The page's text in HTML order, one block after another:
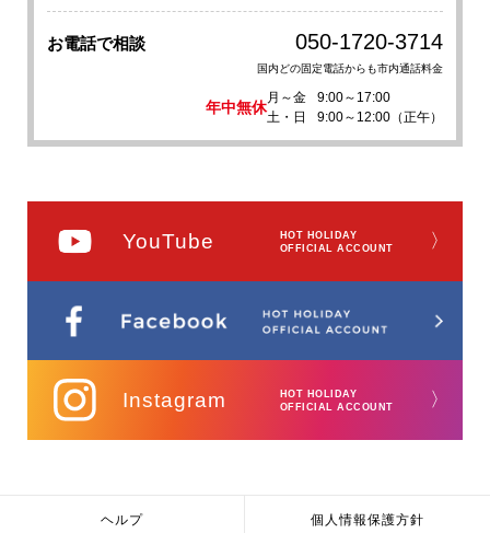
お電話で相談 050-1720-3714
国内どの固定電話からも市内通話料金
年中無休
月～金
9:00～17:00
土・日
9:00～12:00（正午）
YouTube
HOT HOLIDAY
OFFICIAL ACCOUNT
〉
Instagram
HOT HOLIDAY
OFFICIAL ACCOUNT
〉
ヘルプ 個人情報保護方針